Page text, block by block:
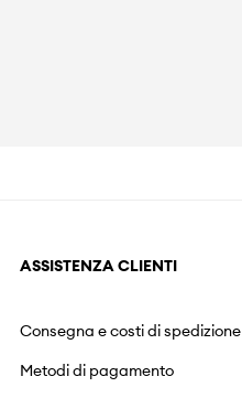
ASSISTENZA CLIENTI
Consegna e costi di spedizione
Metodi di pagamento